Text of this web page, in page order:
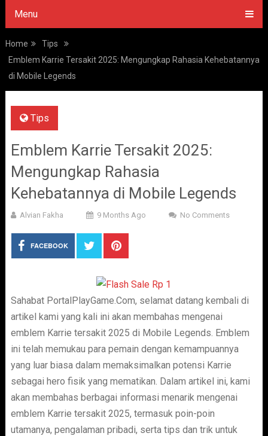
Menu
Home
Tips
Emblem Karrie Tersakit 2025: Mengungkap Rahasia Kehebatannya
di Mobile Legends
Tips
Emblem Karrie Tersakit 2025:
Mengungkap Rahasia
Kehebatannya di Mobile Legends
Alvian Fakha 9 Months Ago No Comments
FACEBOOK
Sahabat PortalPlayGame.Com, selamat datang kembali di
artikel kami yang kali ini akan membahas mengenai
emblem Karrie tersakit 2025 di Mobile Legends. Emblem
ini telah memukau para pemain dengan kemampuannya
yang luar biasa dalam memaksimalkan potensi Karrie
sebagai hero fisik yang mematikan. Dalam artikel ini, kami
akan membahas berbagai informasi menarik mengenai
emblem Karrie tersakit 2025, termasuk poin-poin
utamanya, pengalaman pribadi, serta tips dan trik untuk